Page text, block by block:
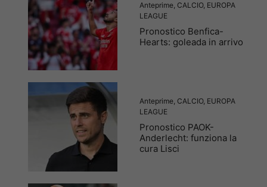
Anteprime, CALCIO, EUROPA
LEAGUE
Pronostico Benfica-
Hearts: goleada in arrivo
Anteprime, CALCIO, EUROPA
LEAGUE
Pronostico PAOK-
Anderlecht: funziona la
cura Lisci